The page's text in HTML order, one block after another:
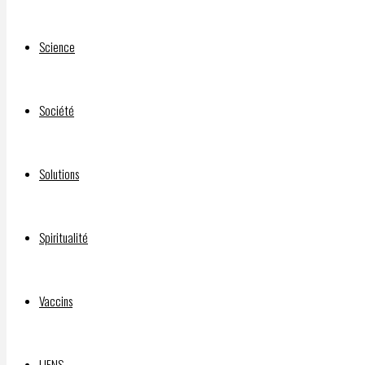
Science
Société
Solutions
Spiritualité
Vaccins